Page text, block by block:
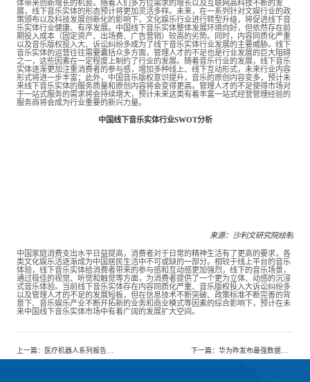
体带来创新增长的机会。随着人们多方位需求的增长以及互联网高科技不断的发
展，线下音乐实体的形态预计将更加灵活多样。未来，在一系列针对文娱行业的政
策颁布以及科技发展创新化的影响下，文化娱乐行业进行转型升级，将促进线下音
乐实体行业健康、有序发展。中国线下音乐实体整体发展环境向好，但依然存在前
期投入成本（固定资产、出场费、广告营销）较高的劣势。同时，内容同质化严重
以及音乐版权投入大、诉讼纠纷多成为了线下音乐实体行业发展的主要威胁。线下
音乐实体的运营往往需要囊括众多方面，管理人才的不足也是行业发展的巨大阻碍
之一，这些因素在一定程度上制约了行业的发展。随着音乐行业的发展，线下音乐
实体逐渐更加注重消费者的参与感，增加多种线上、线下互动形式，未来行业内容
形式将进一步丰富；此外，中国音乐版权意识提升，音乐的原创内容变多，预计未
来线下音乐实体的服务质量和原创内容将会变得更高。管理人才的不足使得市场对
于一站式服务的需求将会持续增大，预计未来这类有着丰富一站式经营管理经验的
服务商将会成为行业重要的新兴力量。
中国线下音乐实体行业SWOT分析
来源：沙利文研究院绘制
中国家庭消费支出水平日益提高，消费者对于日常的精神生活有了更高的要求，各
类文化娱乐活逐渐成为中国居民生活中不可或缺的一部分。相较于线上平台的音乐
体验，线下音乐实体给消费者带来的参与感和互动感更加强烈，线下的音乐场景，
通过极佳的视觉、听觉和触觉等方面，为消费者提供了一个更为立体、动感的沉浸
式音乐体验。当前线下音乐实体存在内容同质化严重、音乐版权投入大诉讼纠纷多
以及管理人才的不足的发展短板，但在信息技术不断突破、政策标准不断完善的背
景下、音乐娱乐产业不断开拓新的业务和商业模式等因素的综合影响下，预计在未
来中国线下音乐实体市场中有着广阔的发展扩大空间。
上一篇： 医疗机器人系列报告丨医疗机器人蓬勃发展，开启智慧医疗时代 下一篇： 华为昨发布最强数据中心交换机CE16800，内置AI芯片引领业界潮流